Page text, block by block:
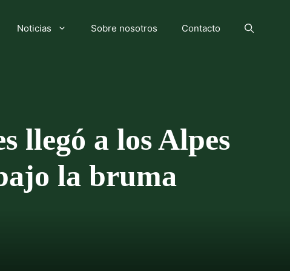
Noticias Sobre nosotros Contacto
llegó a los Alpes
la bruma